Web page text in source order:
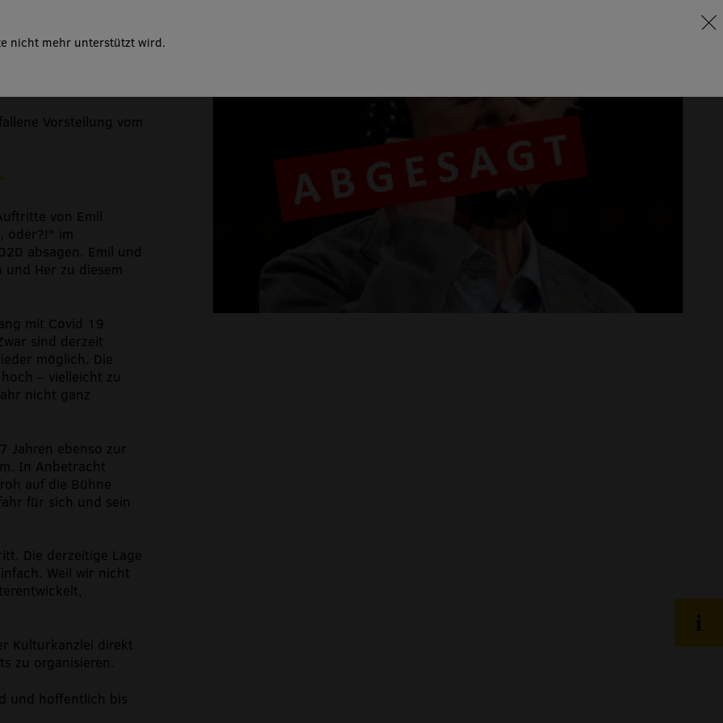
Vorstellung vom
von Emil
oder?!" im
absagen. Emil und
Her zu diesem
mit Covid 19
sind derzeit
möglich. Die
– vielleicht zu
nicht ganz
Jahren ebenso zur
In Anbetracht
auf die Bühne
für sich und sein
Die derzeitige Lage
Weil wir nicht
Kulturkanzlei direkt
zu organisieren.
und hoffentlich bis
nicht mehr unterstützt wird.